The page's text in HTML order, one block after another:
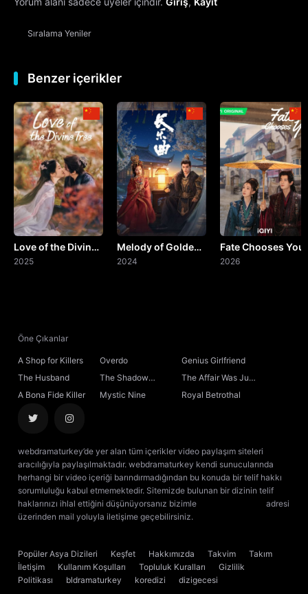
13. Bölüm
14. Bölüm
15. Bölüm
16. Bölüm
17. Bölüm
18. Bölüm
19. Bölüm
20. Bölüm
23. Bölüm
24. Bölüm
26. Bölüm
27. Bölüm
29. Bölüm
Sıralama Yeniler
Benzer içerikler
Love of the Divine
Tree
2025
Melody of Golden
Age
2024
Fate Chooses You
2026
Öne Çıkanlar
A Shop for Killers Overdo
Genius Girlfriend
The Husband
The Shadow
Sovereign
The Affair Was Just
the Beginning
A Bona Fide Killer Mystic Nine Royal Betrothal
webdramaturkey’de yer alan tüm içerikler video paylaşım siteleri
aracılığıyla paylaşılmaktadır. webdramaturkey kendi sunucularında
herhangi bir video içeriği barındırmadığından bu konuda bir telif hakkı
sorumluluğu kabul etmemektedir. Sitemizde bulunan bir dizinin telif
haklarınızı ihlal ettiğini düşünüyorsanız bizimle
adresi
üzerinden mail yoluyla iletişime geçebilirsiniz.
Popüler Asya Dizileri Keşfet Hakkımızda Takvim
Takım
İletişim
Kullanım Koşulları Topluluk Kuralları
Gizlilik
Politikası
bldramaturkey koredizi
dizigecesi